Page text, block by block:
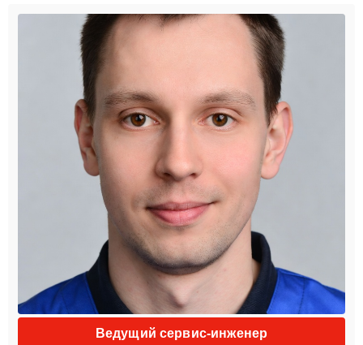
Ведущий сервис-инженер